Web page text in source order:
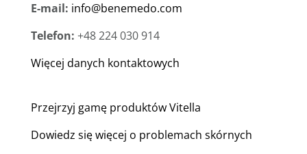
E-mail: info@benemedo.com
Telefon: +48 224 030 914
Więcej danych kontaktowych
Przejrzyj gamę produktów Vitella
Dowiedz się więcej o problemach skórnych